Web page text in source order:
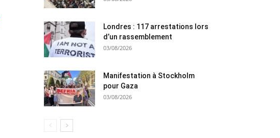
Londres : 117 arrestations lors
d’un rassemblement
03/08/2026
Manifestation à Stockholm
pour Gaza
03/08/2026